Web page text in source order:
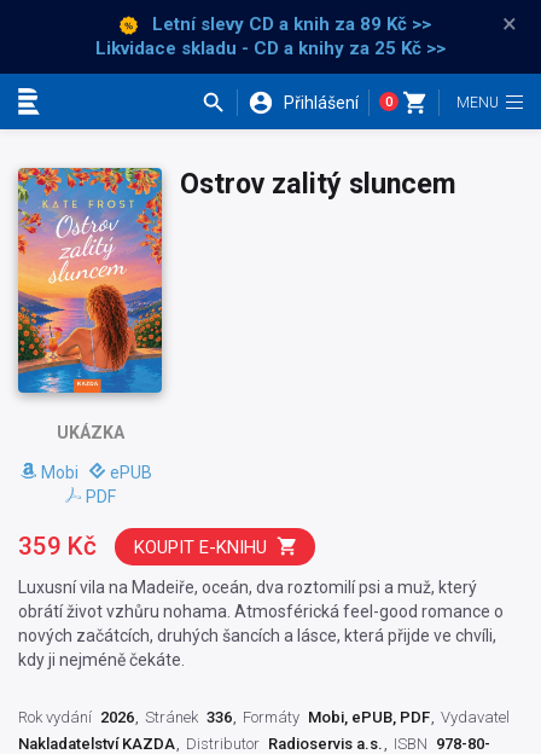
Letní slevy CD a knih za 89 Kč >>
Likvidace skladu - CD a knihy za 25 Kč >>
×
Přihlášení 0
UKÁZKA
Mobi
ePUB
PDF
Ostrov zalitý sluncem
Luxusní vila na Madeiře, oceán, dva roztomilí psi a muž, který
obrátí život vzhůru nohama. Atmosférická feel-good romance o
nových začátcích, druhých šancích a lásce, která přijde ve chvíli,
kdy ji nejméně čekáte.
359 Kč KOUPIT E-KNIHU
Rok vydání 2026 Stránek 336 Formáty Mobi, ePUB, PDF Vydavatel
Nakladatelství KAZDA
Distributor Radioservis a.s. ISBN 978-80-